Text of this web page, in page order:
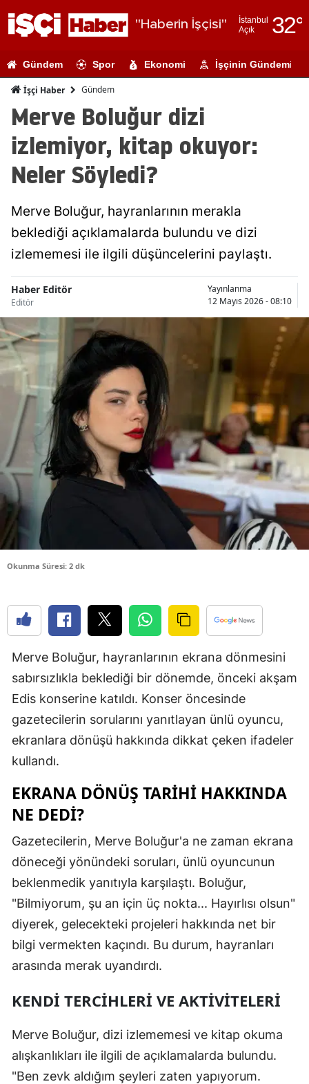
"Haberin İşçisi"
İstanbul
Açık
32°
Adıyaman
Amasya
Artvin
Balıkesir
Bilecik
Bingöl
Bitlis
Bolu
Burdur
Bursa
Çanakkale
Çankırı
Çorum
Diyarbakır
Edirne
Elazığ
Erzurum
Eskişehir
Gümüşhane
Hakkari
Isparta
Mersin
İzmir
Kars
Kastamonu
Gündem Spor Ekonomi İşçinin Gündemi
İşçi Haber Gündem
Merve Boluğur dizi
izlemiyor, kitap okuyor:
Neler Söyledi?
Merve Boluğur, hayranlarının merakla
beklediği açıklamalarda bulundu ve dizi
izlememesi ile ilgili düşüncelerini paylaştı.
Haber Editör
Editör
Yayınlanma
12 Mayıs 2026 - 08:10
Okunma Süresi: 2 dk
Merve Boluğur, hayranlarının ekrana dönmesini
sabırsızlıkla beklediği bir dönemde, önceki akşam
Edis konserine katıldı. Konser öncesinde
gazetecilerin sorularını yanıtlayan ünlü oyuncu,
ekranlara dönüşü hakkında dikkat çeken ifadeler
kullandı.
EKRANA DÖNÜŞ TARIHI HAKKINDA
NE DEDI?
Gazetecilerin, Merve Boluğur'a ne zaman ekrana
döneceği yönündeki soruları, ünlü oyuncunun
beklenmedik yanıtıyla karşılaştı. Boluğur,
"Bilmiyorum, şu an için üç nokta... Hayırlısı olsun"
diyerek, gelecekteki projeleri hakkında net bir
bilgi vermekten kaçındı. Bu durum, hayranları
arasında merak uyandırdı.
KENDI TERCIHLERI VE AKTIVITELERI
Merve Boluğur, dizi izlememesi ve kitap okuma
alışkanlıkları ile ilgili de açıklamalarda bulundu.
"Ben zevk aldığım şeyleri zaten yapıyorum.